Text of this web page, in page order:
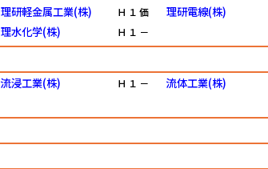
理研軽金属工業(株) Ｈ １ 価 理研電線(株)
理水化学(株) Ｈ １ －
流浸工業(株) Ｈ １ － 流体工業(株)